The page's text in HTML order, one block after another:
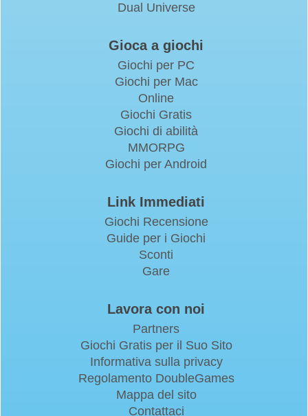
Dual Universe
Gioca a giochi
Giochi per PC
Giochi per Mac
Online
Giochi Gratis
Giochi di abilità
MMORPG
Giochi per Android
Link Immediati
Giochi Recensione
Guide per i Giochi
Sconti
Gare
Lavora con noi
Partners
Giochi Gratis per il Suo Sito
Informativa sulla privacy
Regolamento DoubleGames
Mappa del sito
Contattaci